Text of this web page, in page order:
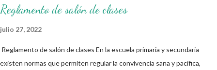
Reglamento de salón de clases
julio 27, 2022
Reglamento de salón de clases En la escuela primaria y secundaria
existen normas que permiten regular la convivencia sana y pacifica,